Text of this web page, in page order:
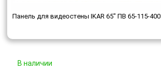
Панель для видеостены IKAR 65" ПВ 65-115-400
В наличии